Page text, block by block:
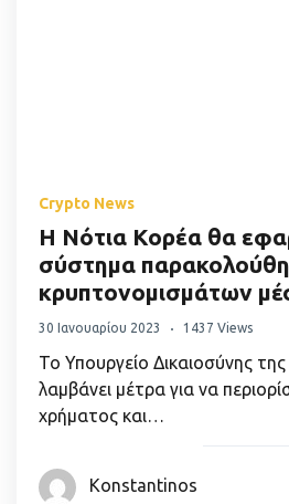
Crypto News
Η Νότια Κορέα θα
σύστημα
κρυπτονομισμάτων
30 Ιανουαρίου 2023 1437 Views
Το Υπουργείο Δικαιοσύνης
λαμβάνει μέτρα για να
χρήματος και…
Konstantinos